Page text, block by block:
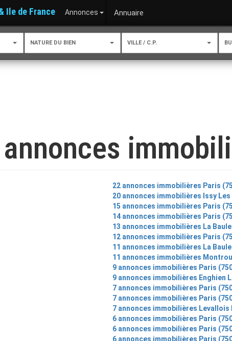
Ile de France Annonces Annuaire
NATURE DU BIEN VILLE / C.P.
22 annonces immobilières Paris
20 annonces immobilières Issy
15 annonces immobilières Paris
14 annonces immobilières Paris
13 annonces immobilières La
12 annonces immobilières Paris
11 annonces immobilières La
11 annonces immobilières
9 annonces immobilières Paris
9 annonces immobilières Enghien
7 annonces immobilières Paris
7 annonces immobilières Paris
7 annonces immobilières Levallois
6 annonces immobilières Paris
6 annonces immobilières Paris
6 annonces immobilières Paris